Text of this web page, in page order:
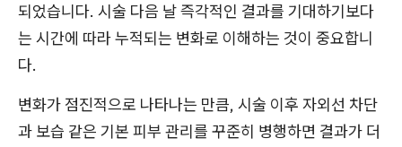
되었습니다. 시술 다음 날 즉각적인 결과를 기대하기보다
는 시간에 따라 누적되는 변화로 이해하는 것이 중요합니
다.
변화가 점진적으로 나타나는 만큼, 시술 이후 자외선 차단
과 보습 같은 기본 피부 관리를 꾸준히 병행하면 결과가 더